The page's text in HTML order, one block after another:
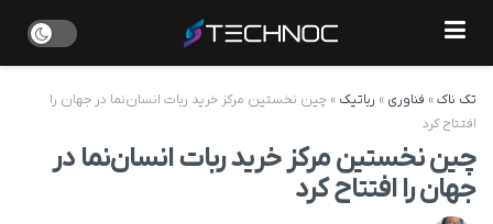
تک ناک» فناوری » رباتیک » چین نخستین مرکز خرید ربات انسان‌نما در جهان را
افتتاح کرد
چین نخستین مرکز خرید ربات انسان‌نما در
جهان را افتتاح کرد